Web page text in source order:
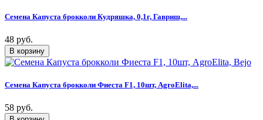
Семена Капуста брокколи Кудряшка, 0,1г, Гавриш,...
48 руб.
Семена Капуста брокколи Фиеста F1, 10шт, AgroElita,...
58 руб.